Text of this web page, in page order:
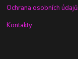
Ochrana osobních údajů
Kontakty